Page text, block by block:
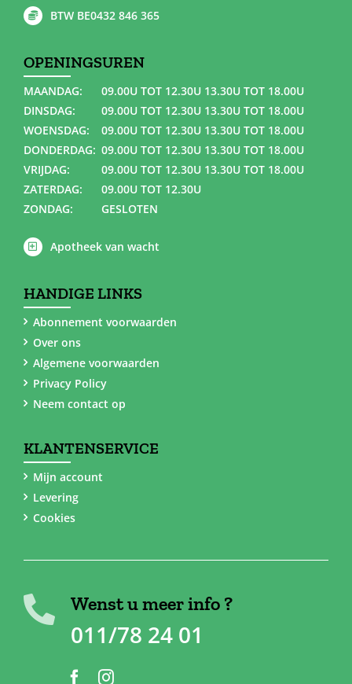
BTW BE0432 846 365
OPENINGSUREN
MAANDAG:
09.00U TOT 12.30U 13.30U TOT 18.00U
DINSDAG:
09.00U TOT 12.30U 13.30U TOT 18.00U
WOENSDAG:
09.00U TOT 12.30U 13.30U TOT 18.00U
DONDERDAG: 09.00U TOT 12.30U 13.30U TOT 18.00U
VRIJDAG:
09.00U TOT 12.30U 13.30U TOT 18.00U
ZATERDAG:
09.00U TOT 12.30U
ZONDAG:
GESLOTEN
Apotheek van wacht
HANDIGE LINKS
Abonnement voorwaarden
Over ons
Algemene voorwaarden
Privacy Policy
Neem contact op
KLANTENSERVICE
Mijn account
Levering
Cookies
Wenst u meer info ?
011/78 24 01